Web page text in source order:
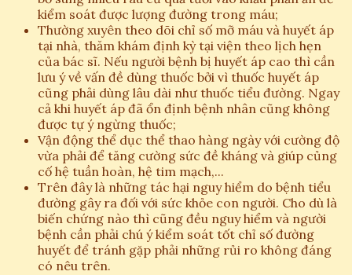
kiểm soát được lượng đường trong máu;
Thường xuyên theo dõi chỉ số mỡ máu và huyết áp
tại nhà, thăm khám định kỳ tại viện theo lịch hẹn
của bác sĩ. Nếu người bệnh bị huyết áp cao thì cần
lưu ý về vấn đề dùng thuốc bởi vì thuốc huyết áp
cũng phải dùng lâu dài như thuốc tiểu đường. Ngay
cả khi huyết áp đã ổn định bệnh nhân cũng không
được tự ý ngừng thuốc;
Vận động thể dục thể thao hàng ngày với cường độ
vừa phải để tăng cường sức đề kháng và giúp củng
cố hệ tuần hoàn, hệ tim mạch,...
Trên đây là những tác hại nguy hiểm do bệnh tiểu
đường gây ra đối với sức khỏe con người. Cho dù là
biến chứng nào thì cũng đều nguy hiểm và người
bệnh cần phải chú ý kiểm soát tốt chỉ số đường
huyết để tránh gặp phải những rủi ro không đáng
có nêu trên.